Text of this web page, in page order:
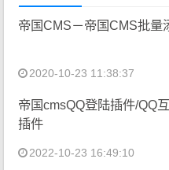
帝国CMS－帝国CMS批量
2020-10-23 11:38:37
帝国cmsQQ登陆插件/QQ
插件
2022-10-23 16:49:10